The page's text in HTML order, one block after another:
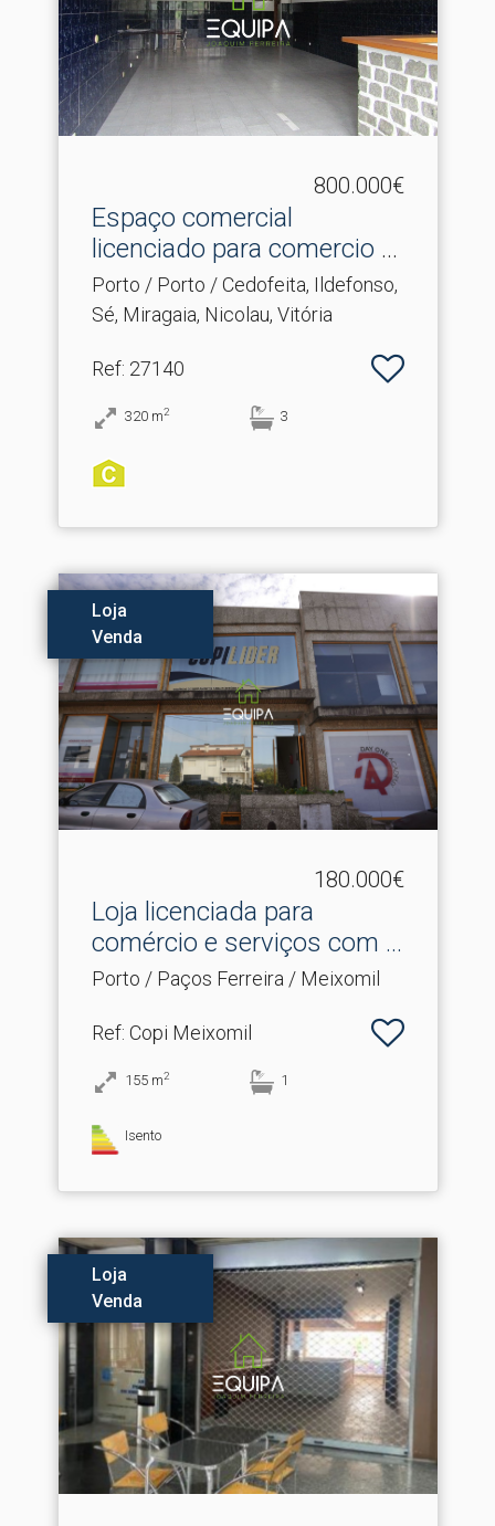
800.000€
Espaço comercial
licenciado para comercio e
s.​..
Porto / Porto / Cedofeita, Ildefonso,
Sé, Miragaia, Nicolau, Vitória
Ref: 27140
320 m2 3
Loja
Venda
180.000€
Loja licenciada para
comércio e serviços com .​..
Porto / Paços Ferreira / Meixomil
Ref: Copi Meixomil
155 m2 1
Isento
Loja
Venda